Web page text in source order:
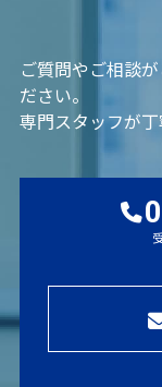
ご質問やご相談
ださい。
専門スタッフが丁